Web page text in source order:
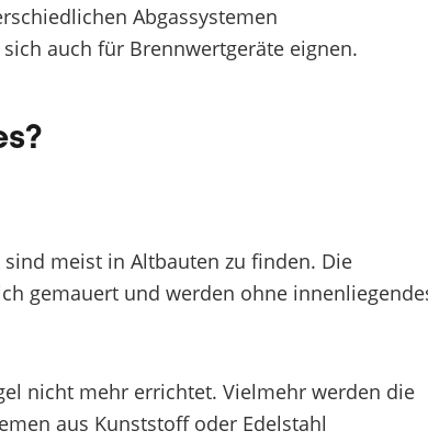
Abgassystemen
auch für Brennwertgeräte eignen.
meist in Altbauten zu finden. Die
gemauert und werden ohne
nicht mehr errichtet. Vielmehr werden die
aus Kunststoff oder Edelstahl